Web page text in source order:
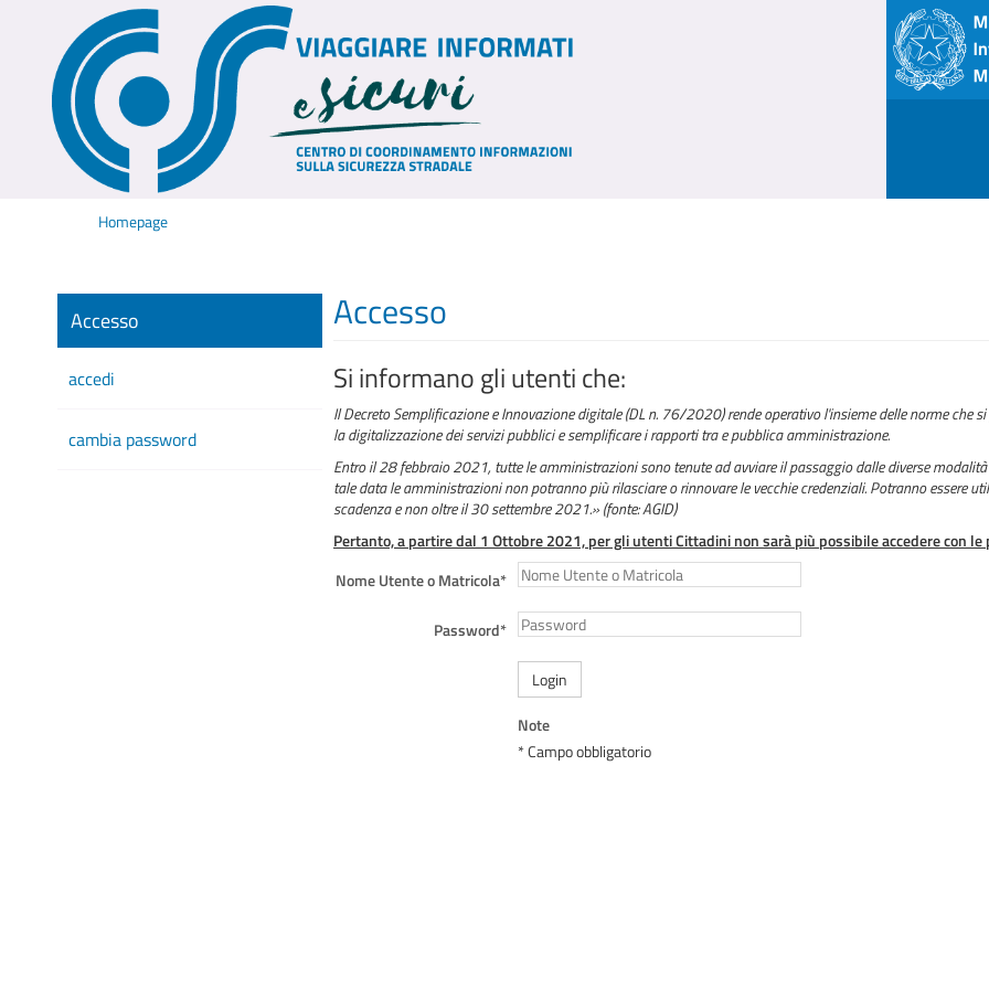
Homepage
Accesso
accedi
cambia password
Accesso
Si informano gli utenti che:
Il Decreto Semplificazione e Innovazione digitale (DL n. 76/2020) rende operativo l'insieme delle norme che
la digitalizzazione dei servizi pubblici e semplificare i rapporti tra e pubblica amministrazione.
Entro il 28 febbraio 2021, tutte le amministrazioni sono tenute ad avviare il passaggio dalle diverse
tale data le amministrazioni non potranno più rilasciare o rinnovare le vecchie credenziali. Potranno essere
scadenza e non oltre il 30 settembre 2021.» (fonte: AGID)
Pertanto, a partire dal 1 Ottobre 2021, per gli utenti Cittadini non sarà più possibile accedere con
Nome Utente o Matricola*
Password*
Login
Note
* Campo obbligatorio